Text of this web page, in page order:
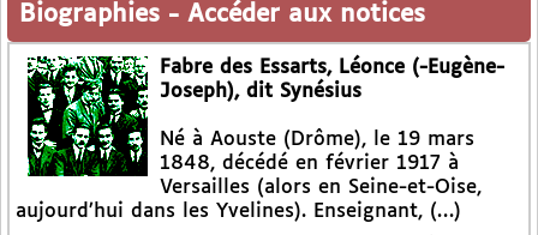
Biographies - Accéder aux notices
Fabre des Essarts, Léonce (-Eugène-
Joseph), dit Synésius
Né à Aouste (Drôme), le 19 mars
1848, décédé en février 1917 à
Versailles (alors en Seine-et-Oise,
aujourd’hui dans les Yvelines). Enseignant, (…)